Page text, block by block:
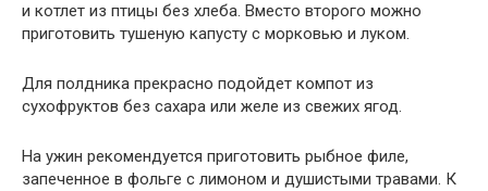
и котлет из птицы без хлеба. Вместо второго можно
приготовить тушеную капусту с морковью и луком.
Для полдника прекрасно подойдет компот из
сухофруктов без сахара или желе из свежих ягод.
На ужин рекомендуется приготовить рыбное филе,
запеченное в фольге с лимоном и душистыми травами. К